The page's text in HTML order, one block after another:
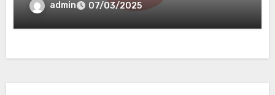
admin 07/03/2025